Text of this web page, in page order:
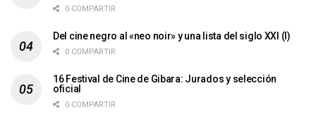
0 COMPARTIR
Del cine negro al «neo noir» y una lista del siglo XXI (I)
0 COMPARTIR
16 Festival de Cine de Gibara: Jurados y selección
oficial
0 COMPARTIR